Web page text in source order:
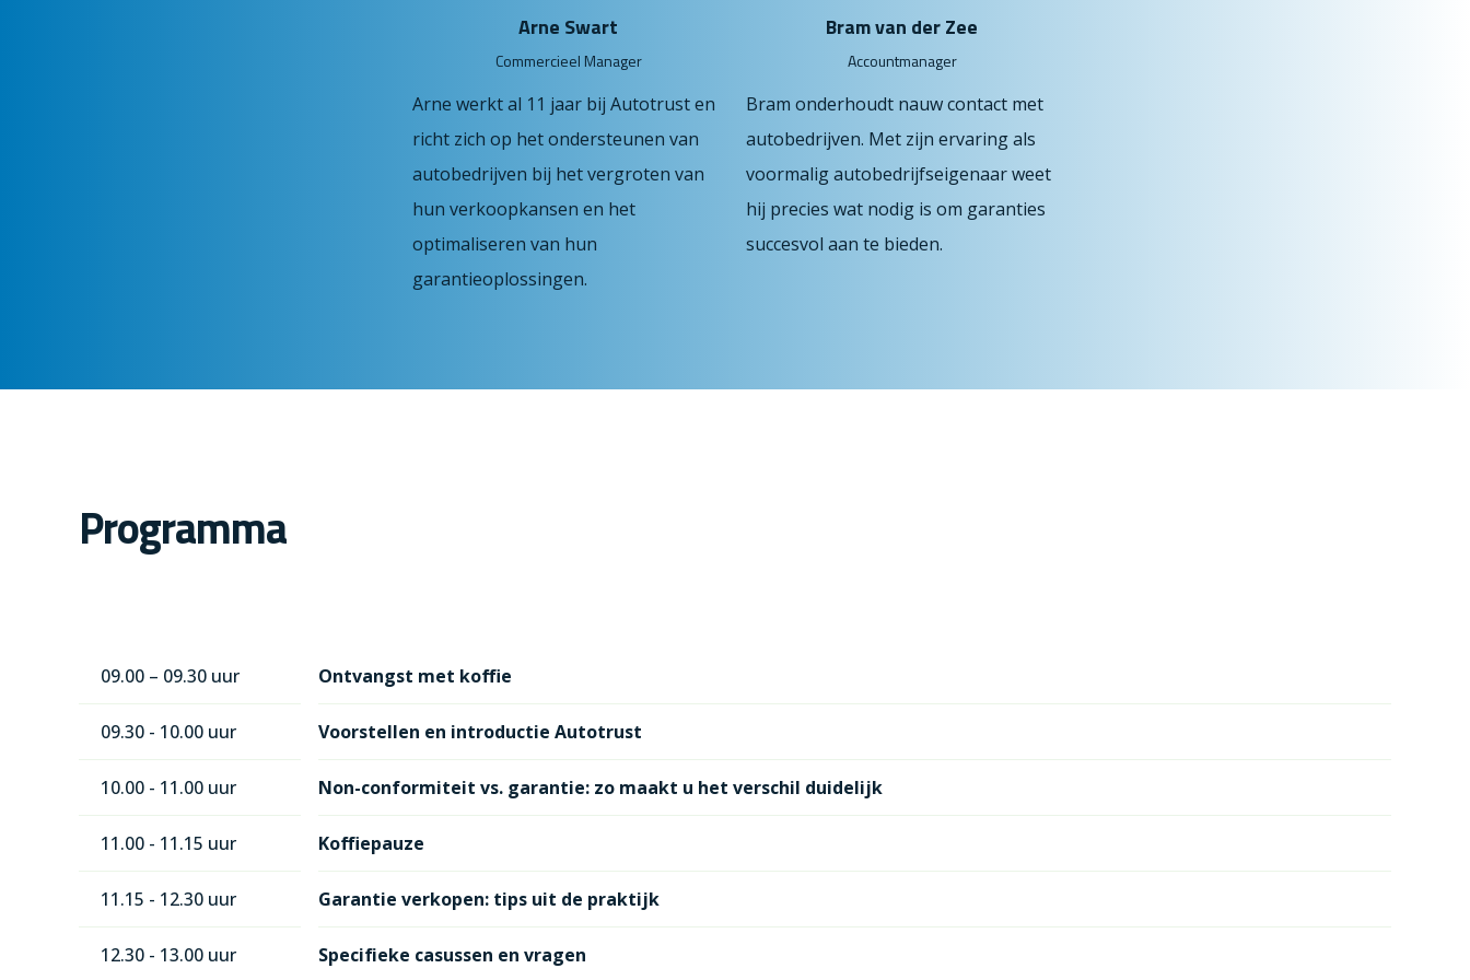
Arne Swart
Commercieel Manager
Arne werkt al 11 jaar bij Autotrust en
richt zich op het ondersteunen van
autobedrijven bij het vergroten van
hun verkoopkansen en het
optimaliseren van hun
garantieoplossingen.
Bram van der Zee
Accountmanager
Bram onderhoudt nauw contact met
autobedrijven. Met zijn ervaring als
voormalig autobedrijfseigenaar weet
hij precies wat nodig is om garanties
succesvol aan te bieden.
Programma
09.00 – 09.30 uur Ontvangst met koffie
09.30 - 10.00 uur Voorstellen en introductie Autotrust
10.00 - 11.00 uur Non-conformiteit vs. garantie: zo maakt u het verschil duidelijk
11.00 - 11.15 uur Koffiepauze
11.15 - 12.30 uur Garantie verkopen: tips uit de praktijk
12.30 - 13.00 uur Specifieke casussen en vragen